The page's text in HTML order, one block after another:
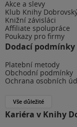
Akce a slevy
Klub Knihy
Knižní závisláci
Affiliate spolupráce
Poukazy pro firmy
Dodací podmínky
Platební metody
Obchodní podmínky
Ochrana osobních
Vše důležité
Kariéra v Knihy